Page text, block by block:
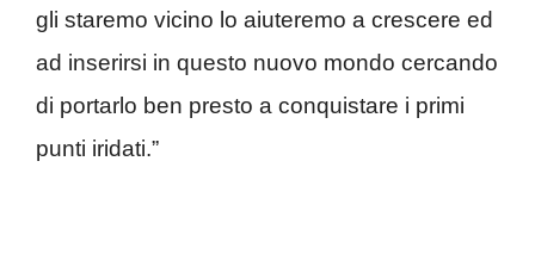
gli staremo vicino lo aiuteremo a crescere ed
ad inserirsi in questo nuovo mondo cercando
di portarlo ben presto a conquistare i primi
punti iridati.”